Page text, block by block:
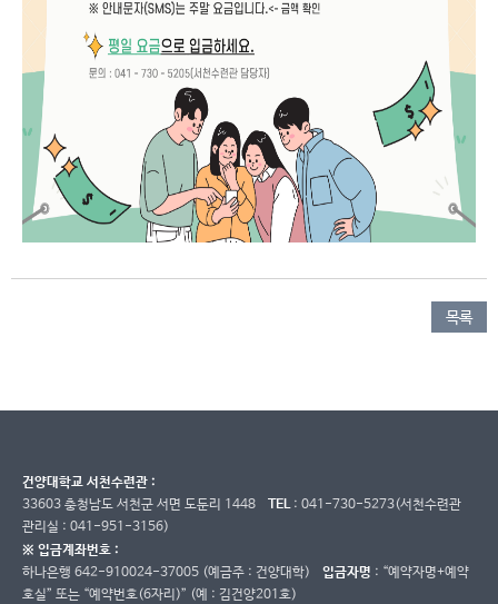
목록
건양대학교 서천수련관 :
33603 충청남도 서천군 서면 도둔리 1448
TEL: 041-730-5273(서천수련관
관리실 : 041-951-3156)
※ 입금계좌번호 :
하나은행 642-910024-37005 (예금주 : 건양대학)
입금자명 : “예약자명+예약
호실” 또는 “예약번호(6자리)” (예 : 김건양201호)